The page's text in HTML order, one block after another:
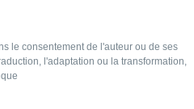
le consentement de l'auteur ou de ses
l'adaptation ou la transformation,